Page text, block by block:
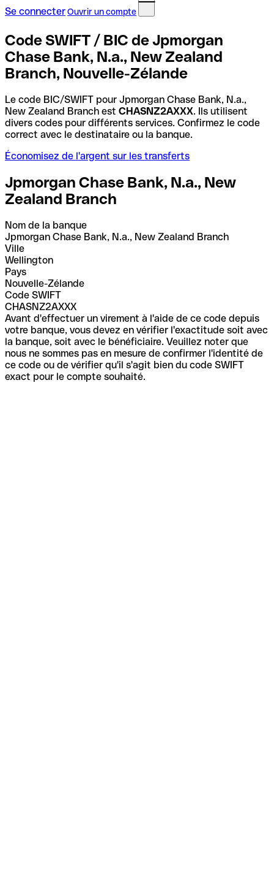
Se connecterOuvrir un compte
Code SWIFT / BIC de Jpmorgan
Chase Bank, N.a., New Zealand
Branch, Nouvelle-Zélande
Le code BIC/SWIFT pour Jpmorgan Chase Bank, N.a.,
New Zealand Branch est CHASNZ2AXXX. Ils utilisent
divers codes pour différents services. Confirmez le code
correct avec le destinataire ou la banque.
Économisez de l'argent sur les transferts
Jpmorgan Chase Bank, N.a., New
Zealand Branch
Nom de la banque
Jpmorgan Chase Bank, N.a., New Zealand Branch
Ville
Wellington
Pays
Nouvelle-Zélande
Code SWIFT
CHASNZ2AXXX
Avant d'effectuer un virement à l'aide de ce code depuis
votre banque, vous devez en vérifier l'exactitude soit avec
la banque, soit avec le bénéficiaire. Veuillez noter que
nous ne sommes pas en mesure de confirmer l'identité de
ce code ou de vérifier qu'il s'agit bien du code SWIFT
exact pour le compte souhaité.